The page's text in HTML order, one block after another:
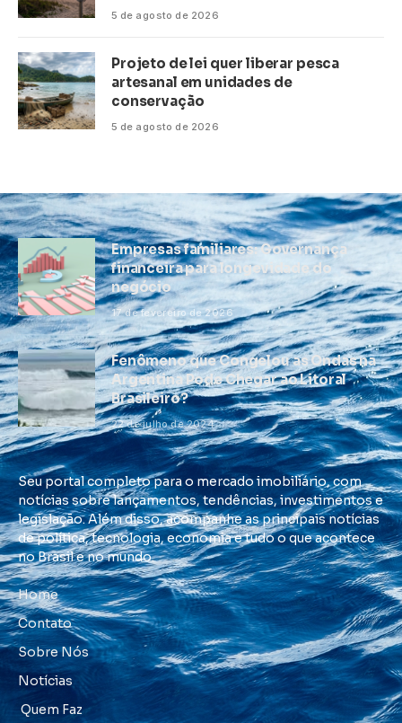
5 de agosto de 2026
Projeto de lei quer liberar pesca
artesanal em unidades de
conservação
5 de agosto de 2026
Empresas familiares: Governança
financeira para longevidade do
negócio
17 de fevereiro de 2026
Fenômeno que Congelou as Ondas na
Argentina Pode Chegar ao Litoral
Brasileiro?
22 de julho de 2024
Seu portal completo para o mercado imobiliário, com
notícias sobre lançamentos, tendências, investimentos e
legislação. Além disso, acompanhe as principais notícias
de política, tecnologia, economia e tudo o que acontece
no Brasil e no mundo.
Home
Contato
Sobre Nós
Notícias
Quem Faz